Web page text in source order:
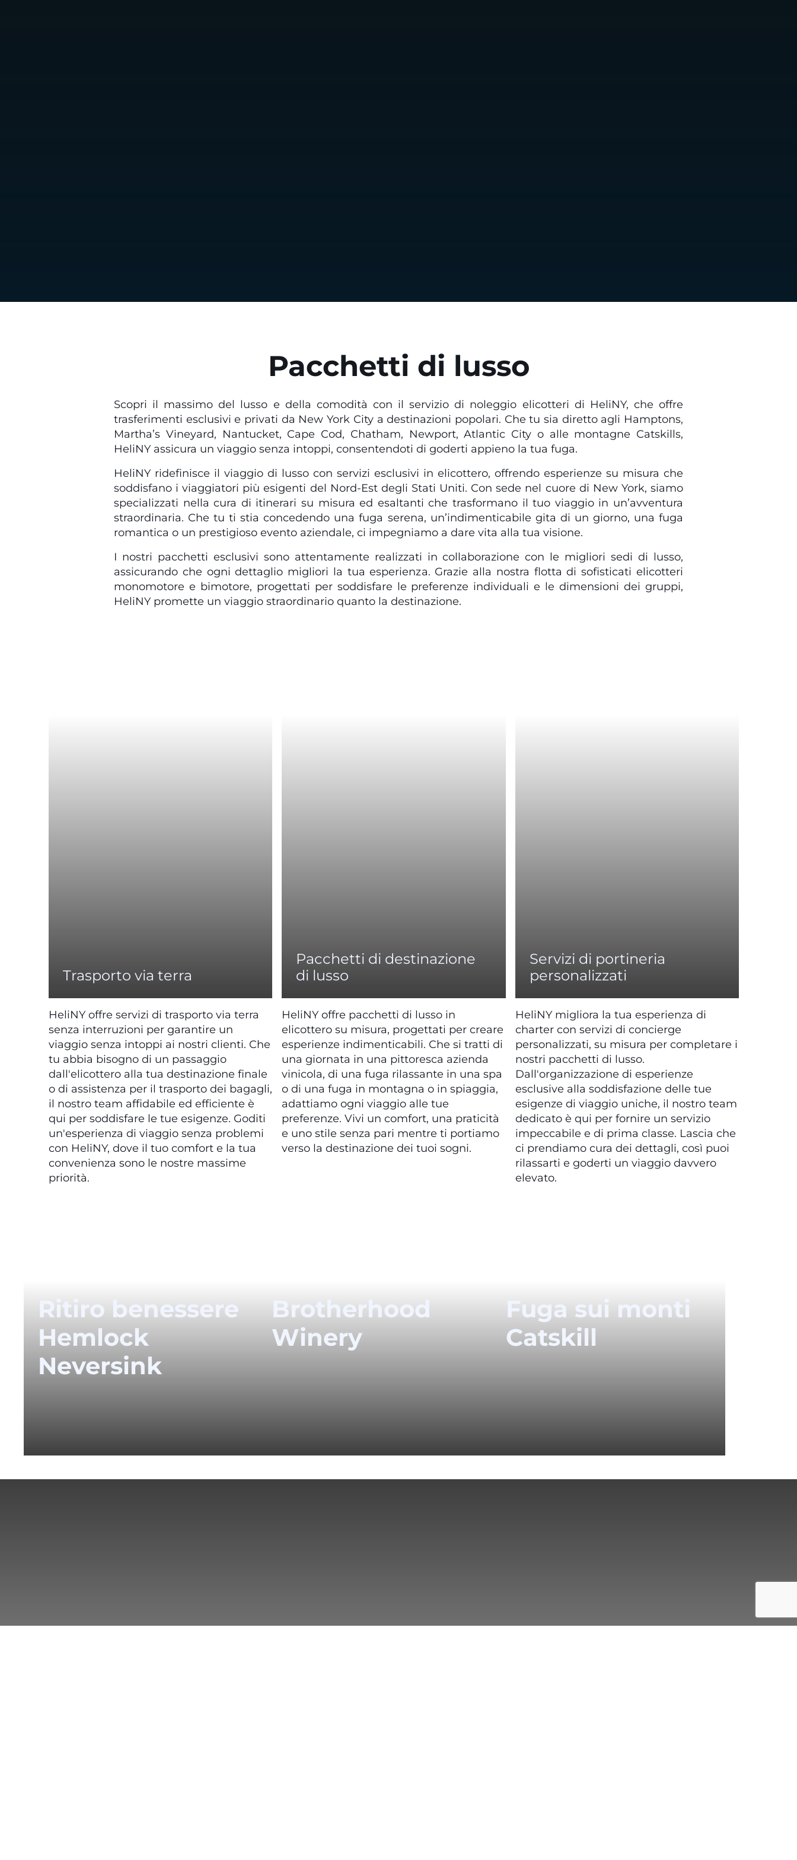
Pacchetti di lusso
Scopri il massimo del lusso e della comodità con il servizio di noleggio elicotteri di HeliNY, che offre
trasferimenti esclusivi e privati ​​da New York City a destinazioni popolari. Che tu sia diretto agli Hamptons,
Martha’s Vineyard, Nantucket, Cape Cod, Chatham, Newport, Atlantic City o alle montagne Catskills,
HeliNY assicura un viaggio senza intoppi, consentendoti di goderti appieno la tua fuga.
HeliNY ridefinisce il viaggio di lusso con servizi esclusivi in ​​elicottero, offrendo esperienze su misura che
soddisfano i viaggiatori più esigenti del Nord-Est degli Stati Uniti. Con sede nel cuore di New York, siamo
specializzati nella cura di itinerari su misura ed esaltanti che trasformano il tuo viaggio in un’avventura
straordinaria. Che tu ti stia concedendo una fuga serena, un’indimenticabile gita di un giorno, una fuga
romantica o un prestigioso evento aziendale, ci impegniamo a dare vita alla tua visione.
I nostri pacchetti esclusivi sono attentamente realizzati in collaborazione con le migliori sedi di lusso,
assicurando che ogni dettaglio migliori la tua esperienza. Grazie alla nostra flotta di sofisticati elicotteri
monomotore e bimotore, progettati per soddisfare le preferenze individuali e le dimensioni dei gruppi,
HeliNY promette un viaggio straordinario quanto la destinazione.
Trasporto via terra
HeliNY offre servizi di trasporto via terra
senza interruzioni per garantire un
viaggio senza intoppi ai nostri clienti. Che
tu abbia bisogno di un passaggio
dall'elicottero alla tua destinazione finale
o di assistenza per il trasporto dei bagagli,
il nostro team affidabile ed efficiente è
qui per soddisfare le tue esigenze. Goditi
un'esperienza di viaggio senza problemi
con HeliNY, dove il tuo comfort e la tua
convenienza sono le nostre massime
priorità.
Pacchetti di destinazione
di lusso
HeliNY offre pacchetti di lusso in
elicottero su misura, progettati per creare
esperienze indimenticabili. Che si tratti di
una giornata in una pittoresca azienda
vinicola, di una fuga rilassante in una spa
o di una fuga in montagna o in spiaggia,
adattiamo ogni viaggio alle tue
preferenze. Vivi un comfort, una praticità
e uno stile senza pari mentre ti portiamo
verso la destinazione dei tuoi sogni.
Servizi di portineria
personalizzati
HeliNY migliora la tua esperienza di
charter con servizi di concierge
personalizzati, su misura per completare i
nostri pacchetti di lusso.
Dall'organizzazione di esperienze
esclusive alla soddisfazione delle tue
esigenze di viaggio uniche, il nostro team
dedicato è qui per fornire un servizio
impeccabile e di prima classe. Lascia che
ci prendiamo cura dei dettagli, così puoi
rilassarti e goderti un viaggio davvero
elevato.
Ritiro benessere
Hemlock
Neversink
Brotherhood
Winery
Fuga sui monti
Catskill